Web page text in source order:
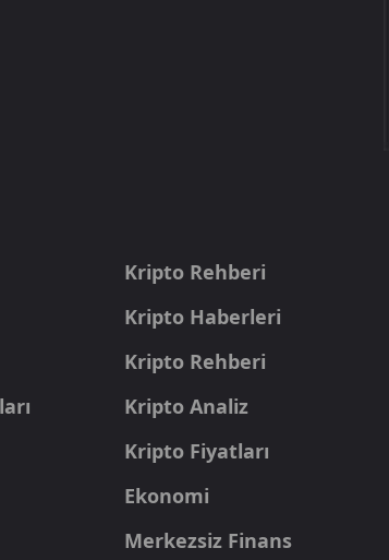
Kripto Rehberi
Kripto Haberleri
Kripto Rehberi
Kripto Analiz
Kripto Fiyatları
Ekonomi
Merkezsiz Finans